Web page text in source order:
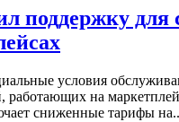
поддержку для
условия
работающих на
сниженные тарифы